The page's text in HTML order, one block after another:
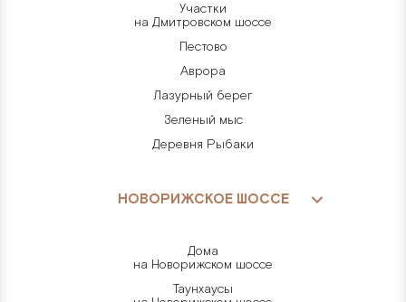
Участки
на Дмитровском шоссе
Пестово
Аврора
Лазурный берег
Зеленый мыс
Деревня Рыбаки
НОВОРИЖСКОЕ ШОССЕ
Дома
на Новорижском шоссе
Таунхаусы